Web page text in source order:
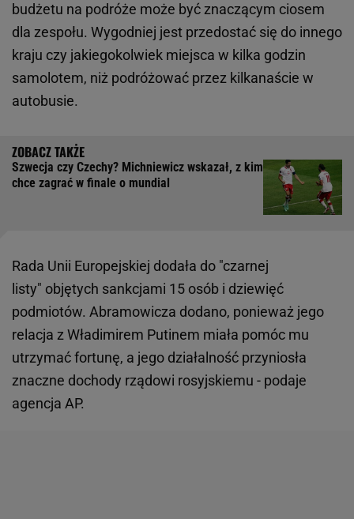
budżetu na podróże może być znaczącym ciosem
dla zespołu. Wygodniej jest przedostać się do innego
kraju czy jakiegokolwiek miejsca w kilka godzin
samolotem, niż podróżować przez kilkanaście w
autobusie.
Szwecja czy Czechy? Michniewicz wskazał, z kim
chce zagrać w finale o mundial
Rada Unii Europejskiej dodała do "czarnej
listy" objętych sankcjami 15 osób i dziewięć
podmiotów. Abramowicza dodano, ponieważ jego
relacja z Władimirem Putinem miała pomóc mu
utrzymać fortunę, a jego działalność przyniosła
znaczne dochody rządowi rosyjskiemu - podaje
agencja AP.